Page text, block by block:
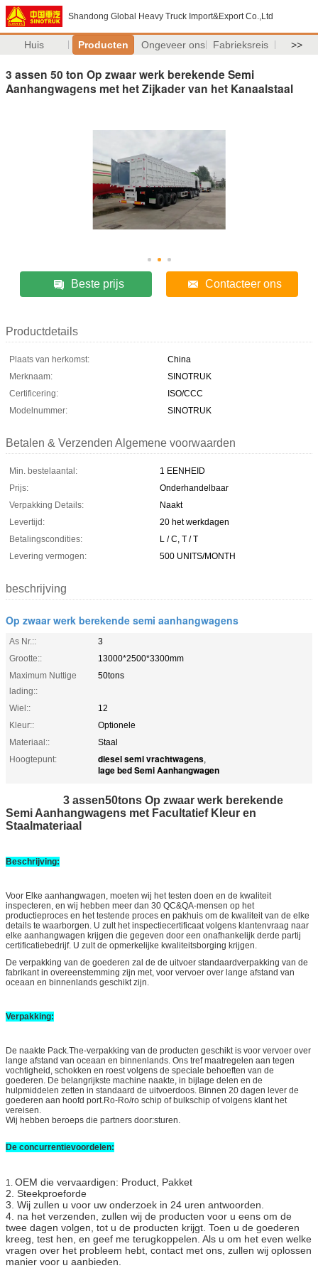
Shandong Global Heavy Truck Import&Export Co.,Ltd
Huis Producten Ongeveer ons Fabrieksreis >>
3 assen 50 ton Op zwaar werk berekende Semi
Aanhangwagens met het Zijkader van het Kanaalstaal
Beste prijs Contacteer ons
Productdetails
Plaats van herkomst:
China
Merknaam:
SINOTRUK
Certificering:
ISO/CCC
Modelnummer:
SINOTRUK
Betalen & Verzenden Algemene voorwaarden
Min. bestelaantal:
1 EENHEID
Prijs:
Onderhandelbaar
Verpakking Details:
Naakt
Levertijd:
20 het werkdagen
Betalingscondities:
L / C, T / T
Levering vermogen:
500 UNITS/MONTH
beschrijving
Op zwaar werk berekende semi aanhangwagens
As Nr.::
3
Grootte::
13000*2500*3300mm
Maximum Nuttige
lading::
50tons
Wiel::
12
Kleur::
Optionele
Materiaal::
Staal
Hoogtepunt:
diesel semi vrachtwagens,
lage bed Semi Aanhangwagen
3 assen50tons Op zwaar werk berekende
Semi Aanhangwagens met Facultatief Kleur en
Staalmateriaal
Beschrijving:
Voor Elke aanhangwagen, moeten wij het testen doen en de kwaliteit
inspecteren, en wij hebben meer dan 30 QC&QA-mensen op het
productieproces en het testende proces en pakhuis om de kwaliteit van de elke
details te waarborgen. U zult het inspectiecertificaat volgens klantenvraag naar
elke aanhangwagen krijgen die gegeven door een onafhankelijk derde partij
certificatiebedrijf. U zult de opmerkelijke kwaliteitsborging krijgen.
De verpakking van de goederen zal de de uitvoer standaardverpakking van de
fabrikant in overeenstemming zijn met, voor vervoer over lange afstand van
oceaan en binnenlands geschikt zijn.
Verpakking:
De naakte Pack.The-verpakking van de producten geschikt is voor vervoer over
lange afstand van oceaan en binnenlands. Ons tref maatregelen aan tegen
vochtigheid, schokken en roest volgens de speciale behoeften van de
goederen. De belangrijkste machine naakte, in bijlage delen en de
hulpmiddelen zetten in standaard de uitvoerdoos. Binnen 20 dagen lever de
goederen aan hoofd port.Ro-Ro/ro schip of bulkschip of volgens klant het
vereisen.
Wij hebben beroeps die partners door:sturen.
De concurrentievoordelen:
1. OEM die vervaardigen: Product, Pakket
2. Steekproeforde
3. Wij zullen u voor uw onderzoek in 24 uren antwoorden.
4. na het verzenden, zullen wij de producten voor u eens om de
twee dagen volgen, tot u de producten krijgt. Toen u de goederen
kreeg, test hen, en geef me terugkoppelen. Als u om het even welke
vragen over het probleem hebt, contact met ons, zullen wij oplossen
manier voor u aanbieden.